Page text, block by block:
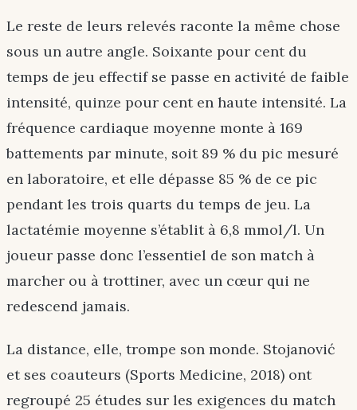
Le reste de leurs relevés raconte la même chose
sous un autre angle. Soixante pour cent du
temps de jeu effectif se passe en activité de faible
intensité, quinze pour cent en haute intensité. La
fréquence cardiaque moyenne monte à 169
battements par minute, soit 89 % du pic mesuré
en laboratoire, et elle dépasse 85 % de ce pic
pendant les trois quarts du temps de jeu. La
lactatémie moyenne s’établit à 6,8 mmol/l. Un
joueur passe donc l’essentiel de son match à
marcher ou à trottiner, avec un cœur qui ne
redescend jamais.
La distance, elle, trompe son monde. Stojanović
et ses coauteurs (Sports Medicine, 2018) ont
regroupé 25 études sur les exigences du match